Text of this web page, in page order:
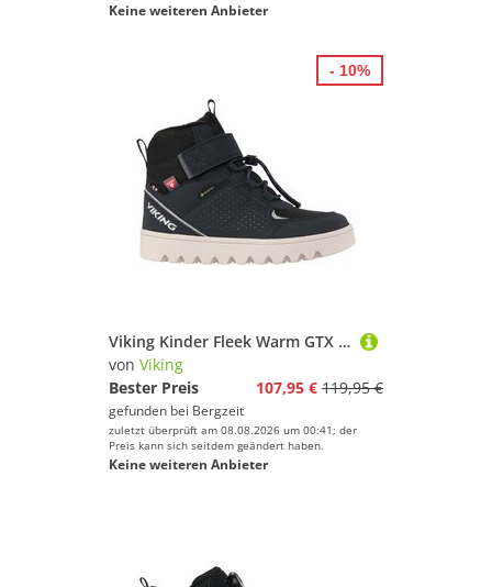
Keine weiteren Anbieter
Viking Kinder Fleek Warm GTX 1V Sl Schuhe
von Viking
Bester Preis
107,95 € 119,95 €
gefunden bei Bergzeit
zuletzt überprüft am 08.08.2026 um 00:41; der
Preis kann sich seitdem geändert haben.
Keine weiteren Anbieter
- 10%